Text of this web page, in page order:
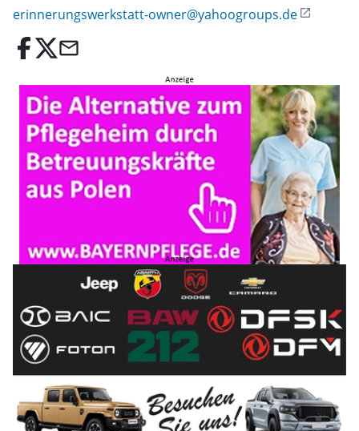
erinnerungswerkstatt-owner@yahoogroups.de
email